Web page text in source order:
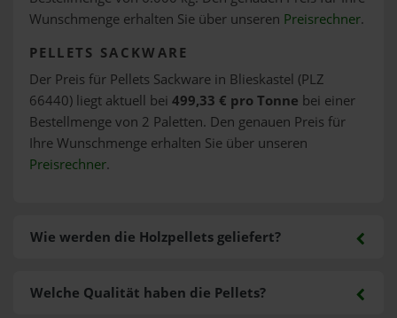
Wunschmenge erhalten Sie über unseren Preisrechner.
PELLETS SACKWARE
Der Preis für Pellets Sackware in Blieskastel (PLZ
66440) liegt aktuell bei 499,33 € pro Tonne bei einer
Bestellmenge von 2 Paletten. Den genauen Preis für
Ihre Wunschmenge erhalten Sie über unseren
Preisrechner.
Wie werden die Holzpellets geliefert?
Welche Qualität haben die Pellets?